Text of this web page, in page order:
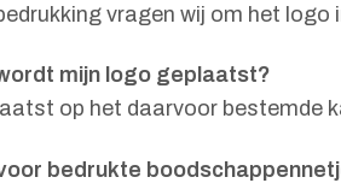
vragen wij om het
mijn logo geplaatst?
op het daarvoor bestemde
bedrukte